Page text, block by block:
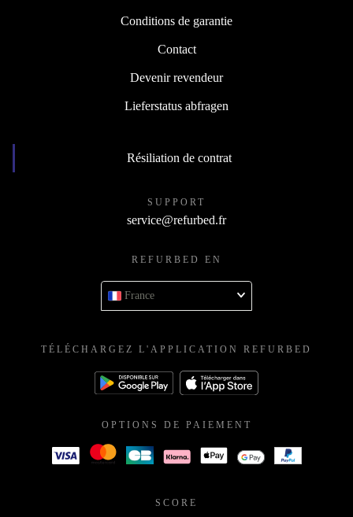
Conditions de garantie
Contact
Devenir revendeur
Lieferstatus abfragen
Résiliation de contrat
SUPPORT
service@refurbed.fr
REFURBED EN
France
TÉLÉCHARGEZ L'APPLICATION REFURBED
OPTIONS DE PAIEMENT
SCORE